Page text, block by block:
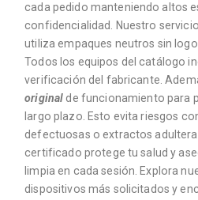
cada pedido manteniendo altos
confidencialidad. Nuestro
utiliza empaques neutros sin
Todos los equipos del catálogo
verificación del fabricante.
original de funcionamiento para
largo plazo. Esto evita riesgos
defectuosas o extractos
certificado protege tu salud y
limpia en cada sesión. Explora
dispositivos más solicitados y